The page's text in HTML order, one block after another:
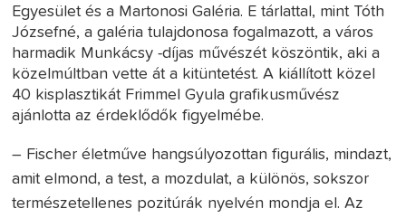
Egyesület és a Martonosi Galéria. E tárlattal, mint Tóth
Józsefné, a galéria tulajdonosa fogalmazott, a város
harmadik Munkácsy -díjas művészét köszöntik, aki a
közelmúltban vette át a kitüntetést. A kiállított közel
40 kisplasztikát Frimmel Gyula grafikusművész
ajánlotta az érdeklődők figyelmébe.
– Fischer életműve hangsúlyozottan figurális, mindazt,
amit elmond, a test, a mozdulat, a különös, sokszor
természetellenes pozitúrák nyelvén mondja el. Az